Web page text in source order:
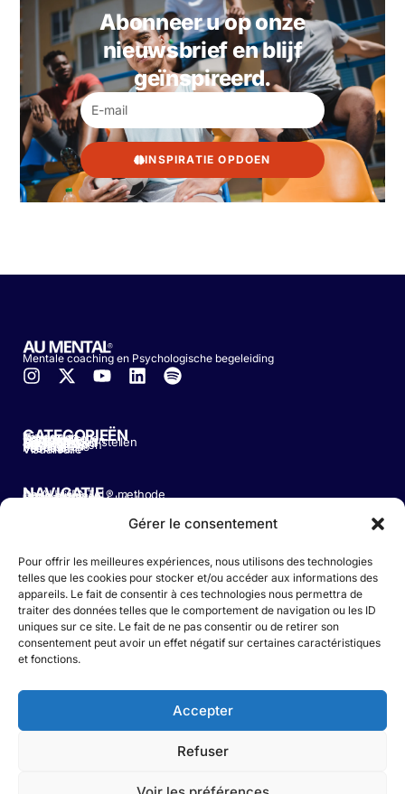
Gérer le consentement
Pour offrir les meilleures expériences, nous utilisons des technologies
telles que les cookies pour stocker et/ou accéder aux informations des
appareils. Le fait de consentir à ces technologies nous permettra de
traiter des données telles que le comportement de navigation ou les ID
uniques sur ce site. Le fait de ne pas consentir ou de retirer son
consentement peut avoir un effet négatif sur certaines caractéristiques
et fonctions.
Accepter
Refuser
Abonneer u op onze
nieuwsbrief en blijf
geïnspireerd.
INSPIRATIE OPDOEN
Mentale coaching en Psychologische begeleiding
CATEGORIEËN
Nieuws
Tegenslag
Communicatie
Compassie
Zelfvertrouwen
Mislukking
Doelstellingen stellen
Dankbaarheid
Leiderschap
Nieuwigheden
Prestaties
Mindfulness
Podcast
Veerkracht
Visualisatie
NAVIGATIE
De AU MENTAL® methode
Onze missie
Onze diensten
Ons team
Maak deel uit !
Getuigenissen
Kampioenen Dagboek
AU MENTAL® Media
Veelgestelde vragen
Neem contact met ons op
NEEM CONTACT MET ONS OP
Rue du Tabellion 64 – 1050 Ixelles
+32 470 01 09 15
Contactformulier